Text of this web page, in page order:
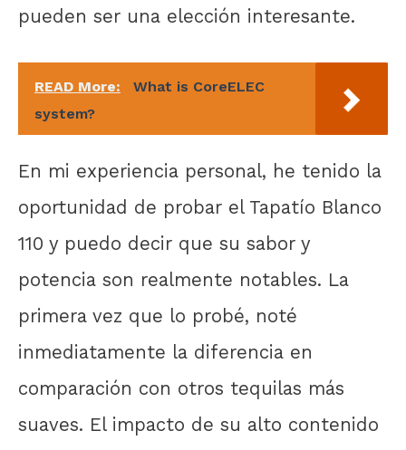
pueden ser una elección interesante.
READ More:
What is CoreELEC
system?
En mi experiencia personal, he tenido la
oportunidad de probar el Tapatío Blanco
110 y puedo decir que su sabor y
potencia son realmente notables. La
primera vez que lo probé, noté
inmediatamente la diferencia en
comparación con otros tequilas más
suaves. El impacto de su alto contenido